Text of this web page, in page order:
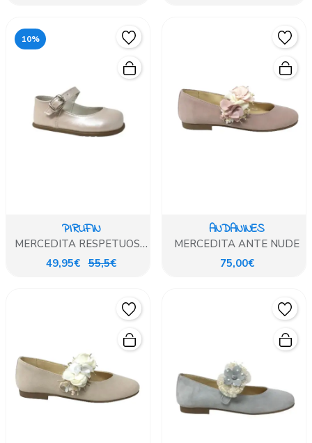
10%
PIRUFIN
MERCEDITA RESPETUOSA
PIEL ROSA
49,95€ 55,5€
ANDANINES
MERCEDITA ANTE NUDE
75,00€